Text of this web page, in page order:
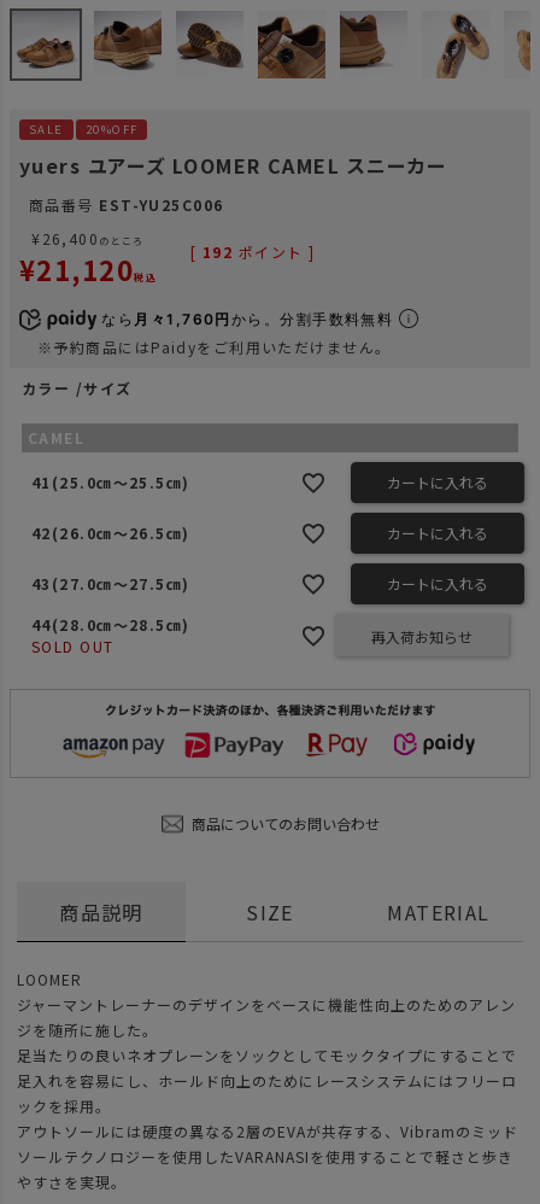
SALE 20%OFF
yuers ユアーズ LOOMER CAMEL スニーカー
商品番号 EST-YU25C006
¥ 26,400 のところ
¥21,120税込
[ 192 ポイント ]
なら 月々1,760円 から。分割手数料無料
※予約商品にはPaidyをご利用いただけません。
カラー
サイズ
CAMEL
41(25.0㎝～25.5㎝) カートに入れる
42(26.0㎝～26.5㎝) カートに入れる
43(27.0㎝～27.5㎝)
カートに入れる
44(28.0㎝～28.5㎝)
SOLD OUT
再入荷お知らせ
商品についてのお問い合わせ
商品説明
LOOMER
ジャーマントレーナーのデザインをベースに機能性向上のためのアレン
ジを随所に施した。
足当たりの良いネオプレーンをソックとしてモックタイプにすることで
足入れを容易にし、ホールド向上のためにレースシステムにはフリーロ
ックを採用。
アウトソールには硬度の異なる2層のEVAが共存する、Vibramのミッド
ソールテクノロジーを使用したVARANASIを使用することで軽さと歩き
やすさを実現。
SIZE MATERIAL